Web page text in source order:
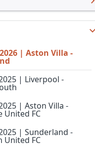
Kulüpler
Kupası
Lig Kupası
League Trophy
League Cup
Lig 26/27
Lig 24/25
Lig 23/24
Lig 22/23
Lig 21/22
Lig 20/21
| Aston Villa -
| Liverpool -
| Aston Villa -
United FC
| Sunderland -
United FC